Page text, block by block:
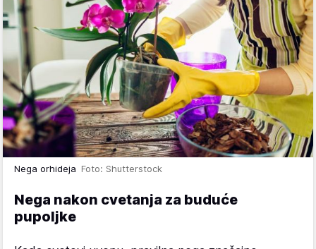
Nega orhideja Foto: Shutterstock
Nega nakon cvetanja za buduće
pupoljke